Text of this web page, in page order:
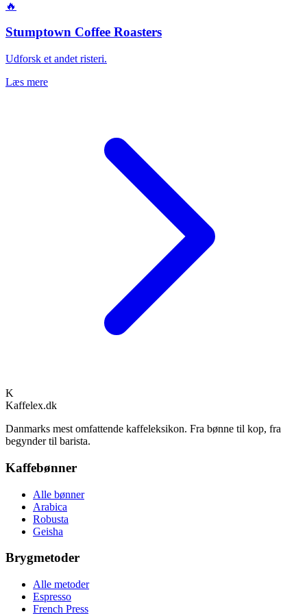
🔥
Stumptown Coffee Roasters
Udforsk et andet risteri.
Læs mere
K
Kaffelex.dk
Danmarks mest omfattende kaffeleksikon. Fra bønne til kop, fra
begynder til barista.
Kaffebønner
Alle bønner
Arabica
Robusta
Geisha
Brygmetoder
Alle metoder
Espresso
French Press